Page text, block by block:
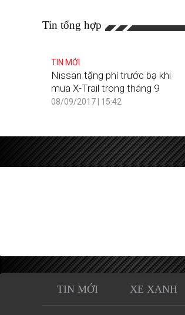
Tin tổng hợp
TIN MỚI
Nissan tặng phí trước bạ khi
mua X-Trail trong tháng 9
08/09/2017 | 15:42
TIN MỚI XE XANH